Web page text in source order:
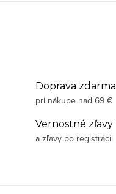
Doprava zdarma
pri nákupe nad 69 €
Vernostné zľavy
a zľavy po registrácii